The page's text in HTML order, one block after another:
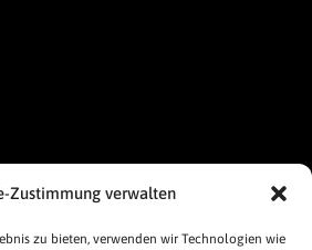
Zustimmung verwalten
zu bieten, verwenden wir Technologien wie
Unternehmen verdiene ich an qualifizierten Verkäufen.